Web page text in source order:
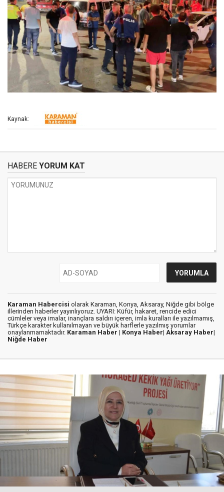
Kaynak:
HABERE YORUM KAT
Karaman Habercisi olarak Karaman, Konya, Aksaray, Niğde gibi bölge
illerinden haberler yayınlıyoruz. UYARI: Küfür, hakaret, rencide edici
cümleler veya imalar, inançlara saldırı içeren, imla kuralları ile yazılmamış,
Türkçe karakter kullanılmayan ve büyük harflerle yazılmış yorumlar
onaylanmamaktadır. Karaman Haber | Konya Haber| Aksaray Haber|
Niğde Haber